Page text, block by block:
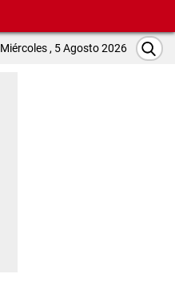
Miércoles , 5 Agosto 2026